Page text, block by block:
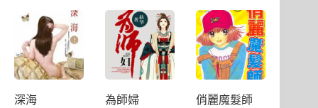
深海 為師婦 俏麗魔髮師